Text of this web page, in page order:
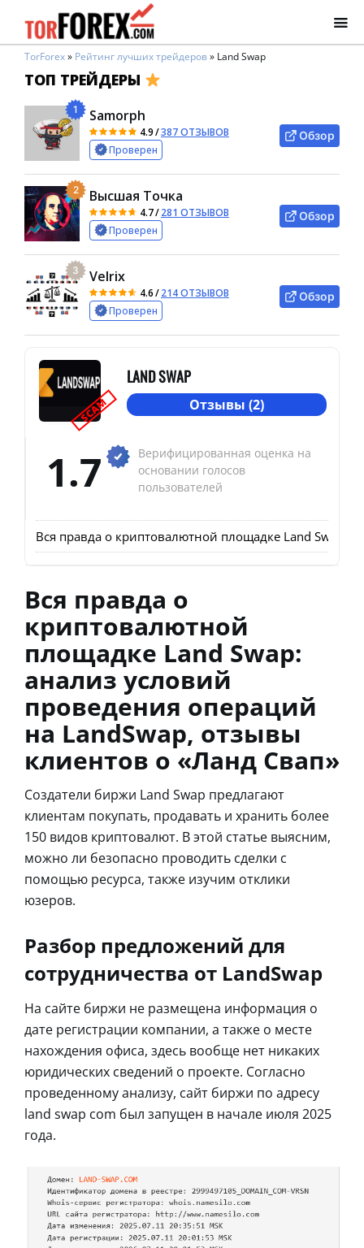
TorForex» Рейтинг лучших трейдеров» Land Swap
ТОП ТРЕЙДЕРЫ
1 Samorph
4.9/387 ОТЗЫВОВ
Проверен
Обзор
2 Высшая Точка
4.7/281 ОТЗЫВОВ
Проверен
Обзор
3 Velrix
4.6/214 ОТЗЫВОВ
Проверен
Обзор
SCAM
LAND SWAP
Отзывы (2)
1.7
Верифицированная оценка на
основании голосов
пользователей
Вся правда о криптовалютной площадке Land Swap:
Вся правда о
криптовалютной
площадке Land Swap:
анализ условий
проведения операций
на LandSwap, отзывы
клиентов о «Ланд Свап»
Создатели биржи Land Swap предлагают
клиентам покупать, продавать и хранить более
150 видов криптовалют. В этой статье выясним,
можно ли безопасно проводить сделки с
помощью ресурса, также изучим отклики
юзеров.
Разбор предложений для
сотрудничества от LandSwap
На сайте биржи не размещена информация о
дате регистрации компании, а также о месте
нахождения офиса, здесь вообще нет никаких
юридических сведений о проекте. Согласно
проведенному анализу, сайт биржи по адресу
land swap com был запущен в начале июля 2025
года.